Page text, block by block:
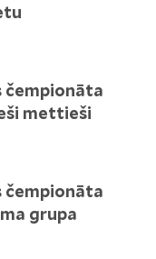
čempionāta
mettieši
čempionāta
grupa